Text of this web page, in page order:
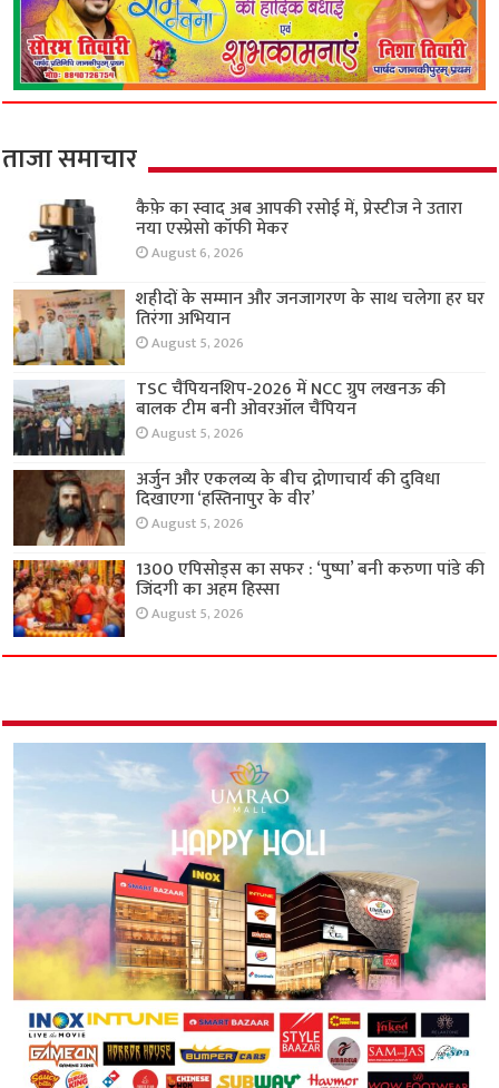
ताजा समाचार
कैफ़े का स्वाद अब आपकी रसोई में, प्रेस्टीज ने उतारा
नया एस्प्रेसो कॉफी मेकर
August 6, 2026
शहीदों के सम्मान और जनजागरण के साथ चलेगा हर घर
तिरंगा अभियान
August 5, 2026
TSC चैंपियनशिप-2026 में NCC ग्रुप लखनऊ की
बालक टीम बनी ओवरऑल चैंपियन
August 5, 2026
अर्जुन और एकलव्य के बीच द्रोणाचार्य की दुविधा
दिखाएगा ‘हस्तिनापुर के वीर’
August 5, 2026
1300 एपिसोड्स का सफर : ‘पुष्पा’ बनी करुणा पांडे की
जिंदगी का अहम हिस्सा
August 5, 2026